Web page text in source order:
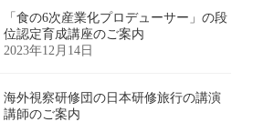
「食の6次産業化プロデューサー」の段
位認定育成講座のご案内
2023年12月14日
海外視察研修団の日本研修旅行の講演
講師のご案内